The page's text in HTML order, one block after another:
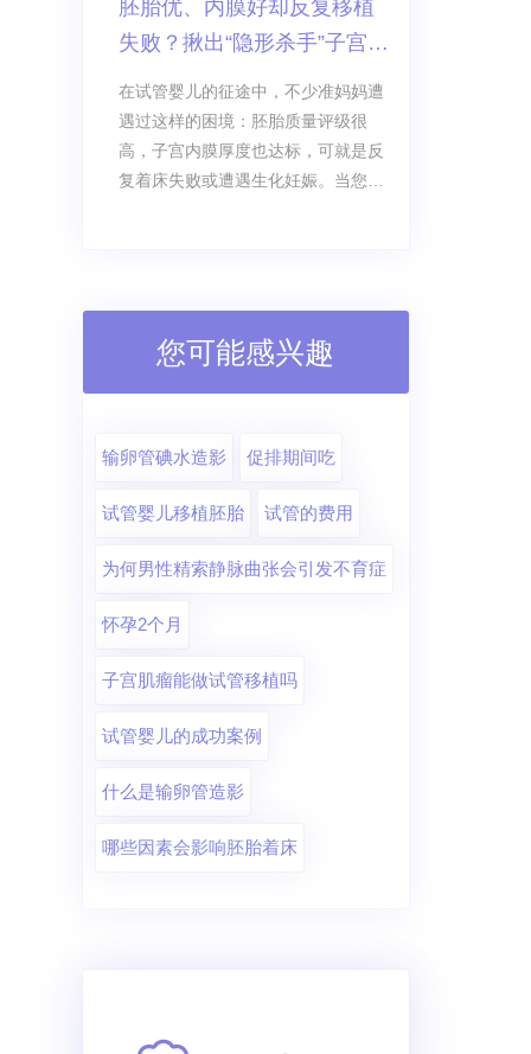
子”，子宫就是孕育生命的“土壤”，再
好的种子落在贫瘠、异常的土壤里，
胚胎优、内膜好却反复移植
失败？揪出“隐形杀手”子宫动
脉血流不畅，试管如何破
局！
在试管婴儿的征途中，不少准妈妈遭
遇过这样的困境：胚胎质量评级很
高，子宫内膜厚度也达标，可就是反
复着床失败或遭遇生化妊娠。当您筛
您可能感兴趣
输卵管碘水造影 促排期间吃
试管婴儿移植胚胎 试管的费用
为何男性精索静脉曲张会引发不育症
怀孕2个月
子宫肌瘤能做试管移植吗
试管婴儿的成功案例
什么是输卵管造影
哪些因素会影响胚胎着床